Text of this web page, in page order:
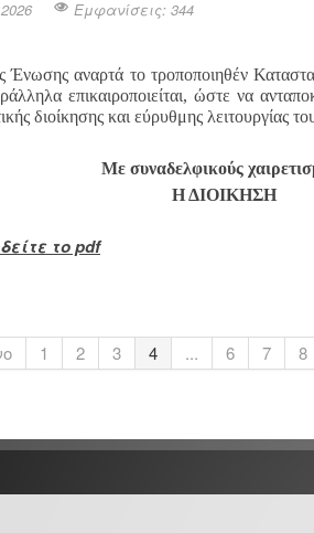
Εμφανίσεις: 344
Ένωσης αναρτά το τροποποιηθέν
επικαιροποιείται, ώστε να
διοίκησης και εύρυθμης λειτουργίας
Με συναδελφικούς
Η ΔΙΟΙΚΗΣΗ
το pdf
1 2 3 4 ... 6 7 8